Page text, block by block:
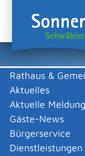
Rathaus &
Aktuelles
Aktuelle
Gäste-News
Bürgerservice
Dienstleistungen
Sie sind hier:
Vereine